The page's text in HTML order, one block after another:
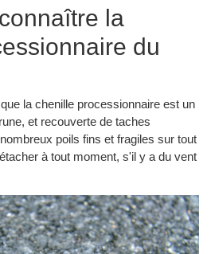
la
du
la chenille processionnaire est un
et recouverte de taches
poils fins et fragiles sur tout
à tout moment, s'il y a du vent